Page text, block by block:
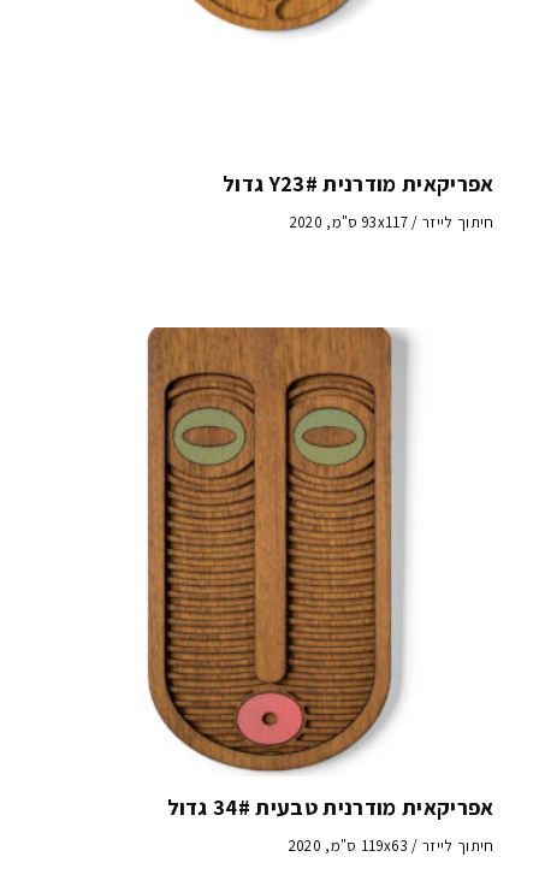
אפריקאית מודרנית #Y23 גדול
חיתוך לייזר / 93x117 ס"מ, 2020
אפריקאית מודרנית טבעית 34# גדול
חיתוך לייזר / 119x63 ס"מ, 2020